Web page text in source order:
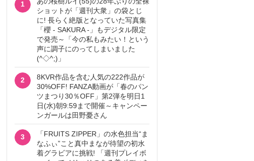
1
ショットが「週刊大衆」の袋とじ
に! 長らく絶版となっていた写真集
「櫻 - SAKURA -」もデジタル限定
で発売～「今の私もみたい！という
声に調子にのってしまいました
(^◇^;)」
2
8KVR作品を含む人気の222作品が
30%OFF! FANZA動画が「春のパン
ツまつり30％OFF」第2弾を明日1
日(水)朝9:59まで開催～キャンペー
ンガールは田野憂さん
3
「FRUITS ZIPPER」の水色担当“ま
なふぃ”こと真中まなが待望の初水
着グラビアに挑戦! 「週刊プレイボ